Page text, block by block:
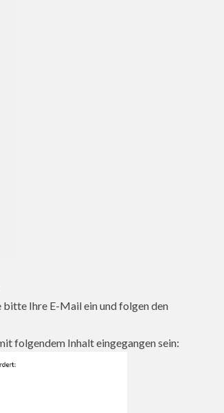
bitte Ihre E-Mail ein und folgen den
folgendem Inhalt eingegangen sein: